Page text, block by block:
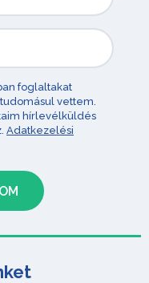
foglaltakat
vettem.
hírlevélküldés
Adatkezelési